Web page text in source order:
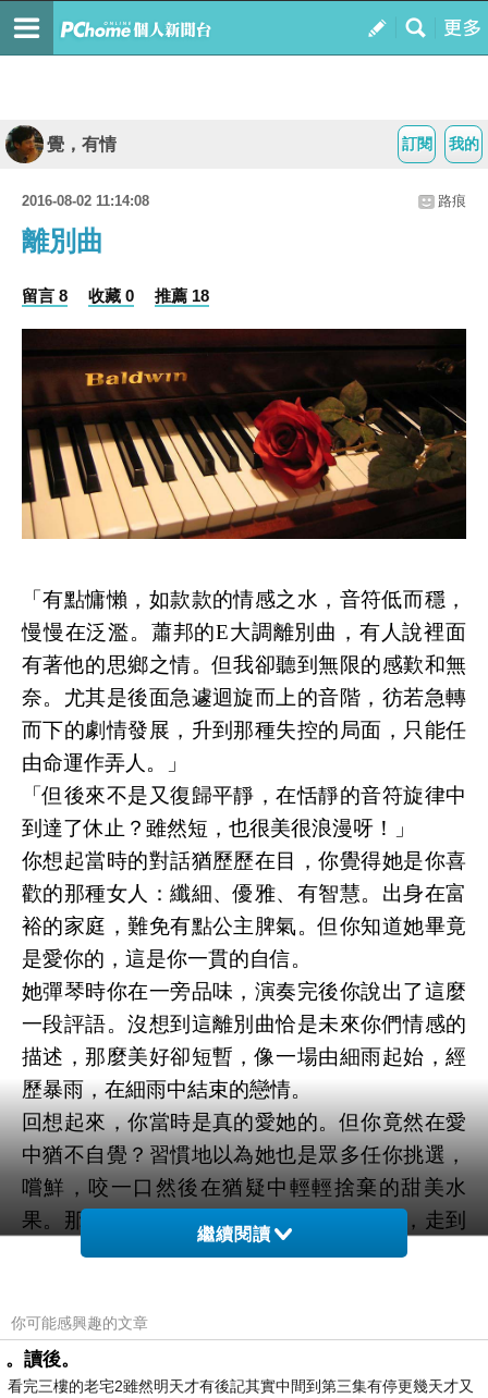
我的
訂閱
覺，有情
2016-08-02 11:14:08 路痕
離別曲
留言 8 收藏 0 推薦 18
「有點慵懶，如款款的情感之水，音符低而穩，
慢慢在泛濫。蕭邦的E大調離別曲，有人說裡面
有著他的思鄉之情。但我卻聽到無限的感歎和無
奈。尤其是後面急遽迴旋而上的音階，彷若急轉
而下的劇情發展，升到那種失控的局面，只能任
由命運作弄人。」
「但後來不是又復歸平靜，在恬靜的音符旋律中
到達了休止？雖然短，也很美很浪漫呀！」
你想起當時的對話猶歷歷在目，你覺得她是你喜
歡的那種女人：纖細、優雅、有智慧。出身在富
裕的家庭，難免有點公主脾氣。但你知道她畢竟
是愛你的，這是你一貫的自信。
她彈琴時你在一旁品味，演奏完後你說出了這麼
一段評語。沒想到這離別曲恰是未來你們情感的
描述，那麼美好卻短暫，像一場由細雨起始，經
歷暴雨，在細雨中結束的戀情。
回想起來，你當時是真的愛她的。但你竟然在愛
中猶不自覺？習慣地以為她也是眾多任你挑選，
嚐鮮，咬一口然後在猶疑中輕輕捨棄的甜美水
果。那就像柏拉圖一再捨棄了手中的石頭，走到
路盡頭才知道再也沒有更大顆的？
人，最終只會引起別人的討厭與憎恨。」現在你
們之間只有恨嗎？還是你只是討厭你當時的自
信、無所謂，和事後的擱置？
繼續閱讀
你可能感興趣的文章
。讀後。
看完三樓的老宅2雖然明天才有後記其實中間到第三集有停更幾天才又